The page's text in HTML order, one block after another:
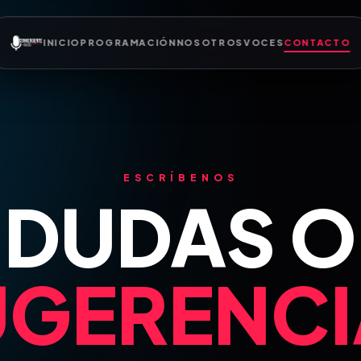
INICIOPROGRAMACIÓNNOSOTROSVOCESCONTACTO
ESCRÍBENOS
DUDAS O